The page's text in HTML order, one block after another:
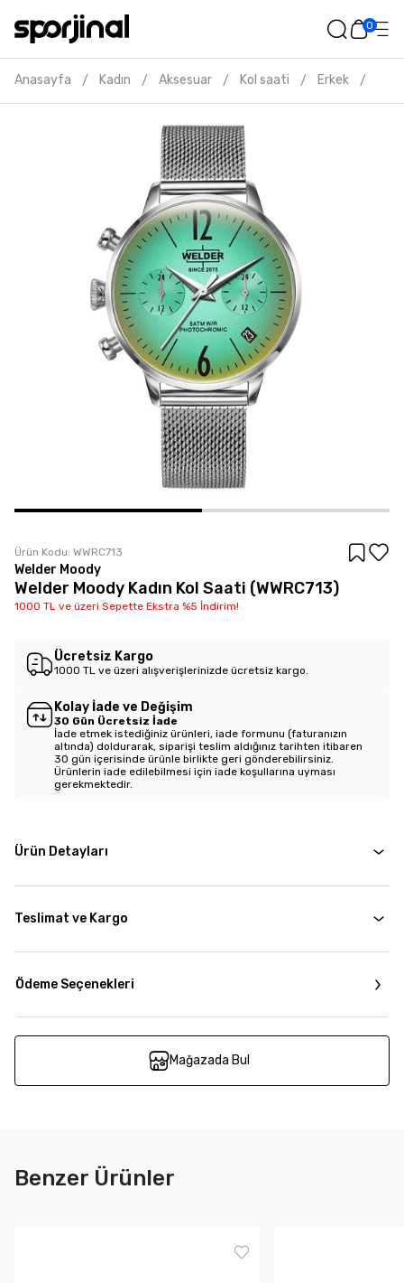
0
Anasayfa / Kadın / Aksesuar / Kol saati / Erkek /
Ürün Kodu: WWRC713
Welder Moody
Welder Moody Kadın Kol Saati (WWRC713)
1000 TL ve üzeri Sepette Ekstra %5 İndirim!
Ücretsiz Kargo
1000 TL ve üzeri alışverişlerinizde ücretsiz kargo.
Kolay İade ve Değişim
30 Gün Ücretsiz İade
İade etmek istediğiniz ürünleri, iade formunu (faturanızın
altında) doldurarak, siparişi teslim aldığınız tarihten itibaren
30 gün içerisinde ürünle birlikte geri gönderebilirsiniz.
Ürünlerin iade edilebilmesi için iade koşullarına uyması
gerekmektedir.
Ürün Detayları
Teslimat ve Kargo
Ödeme Seçenekleri
Mağazada Bul
Benzer Ürünler